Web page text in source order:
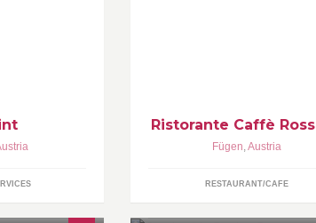
Ristorante Caffè
Fügen,Austria
RESTAURANT/CAFE